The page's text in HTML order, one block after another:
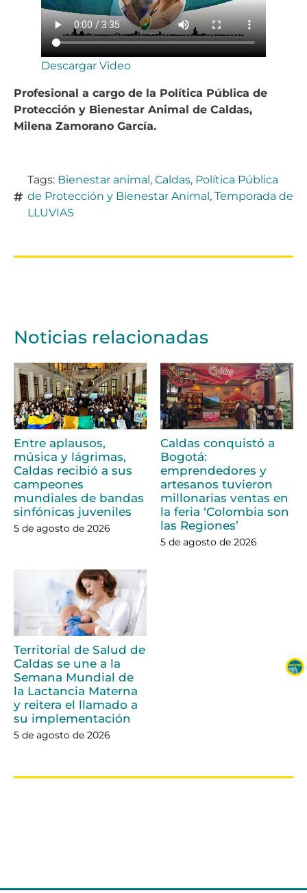
Descargar Video
Profesional a cargo de la Política Pública de
Protección y Bienestar Animal de Caldas,
Milena Zamorano García.
Tags: Bienestar animal , Caldas, Política Pública
de Protección y Bienestar Animal , Temporada de
LLUVIAS
Noticias relacionadas
Entre aplausos,
música y lágrimas,
Caldas recibió a sus
campeones
mundiales de bandas
sinfónicas juveniles
5 de agosto de 2026
Caldas conquistó a
Bogotá:
emprendedores y
artesanos tuvieron
millonarias ventas en
la feria ‘Colombia son
las Regiones’
5 de agosto de 2026
Territorial de Salud de
Caldas se une a la
Semana Mundial de
la Lactancia Materna
y reitera el llamado a
su implementación
5 de agosto de 2026